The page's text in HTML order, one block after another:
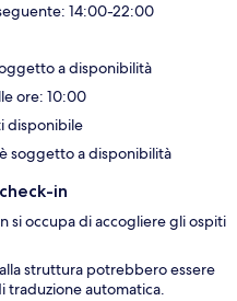
14:00-22:00
a disponibilità
ore: 10:00
disponibile
soggetto a disponibilità
in
si occupa di accogliere gli ospiti
struttura potrebbero essere
automatica.